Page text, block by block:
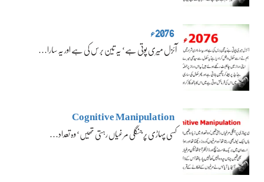
2076ء
آئزل میری پوتی ہے‘ یہ تین برس کی ہے اور یہ سارا…
Cognitive Manipulation
کسی پہاڑی پر جنگلی مرغیاں رہتی تھیں‘ وہ تعداد…